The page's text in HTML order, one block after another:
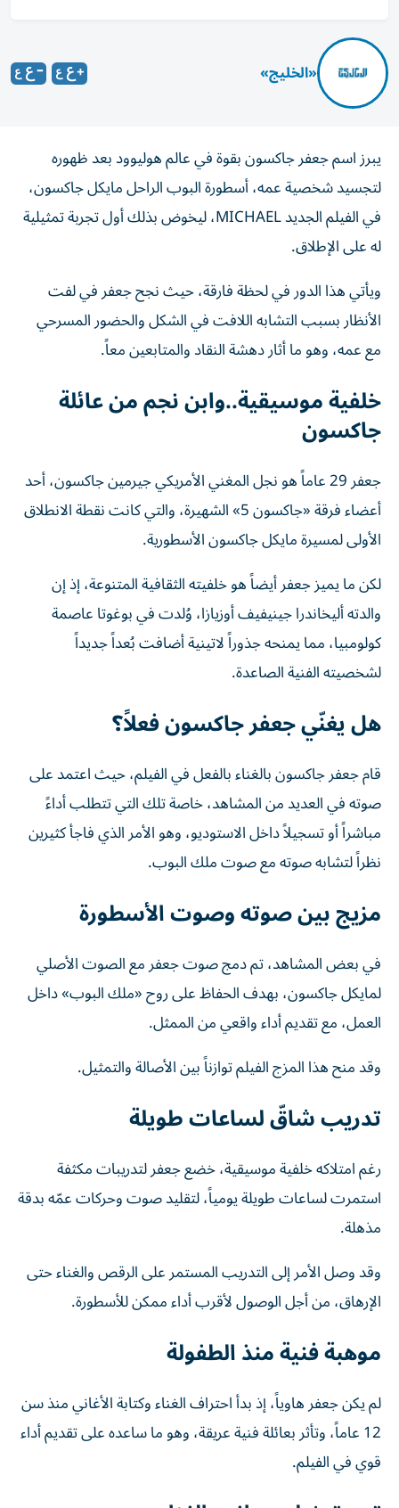
«الخليج»
يبرز اسم جعفر جاكسون بقوة في عالم هوليوود بعد ظهوره
لتجسيد شخصية عمه، أسطورة البوب الراحل مايكل جاكسون،
في الفيلم الجديد MICHAEL، ليخوض بذلك أول تجربة تمثيلية
له على الإطلاق.
ويأتي هذا الدور في لحظة فارقة، حيث نجح جعفر في لفت
الأنظار بسبب التشابه اللافت في الشكل والحضور المسرحي
مع عمه، وهو ما أثار دهشة النقاد والمتابعين معاً.
خلفية موسيقية..وابن نجم من عائلة
جاكسون
جعفر 29 عاماً هو نجل المغني الأمريكي جيرمين جاكسون، أحد
أعضاء فرقة «جاكسون 5» الشهيرة، والتي كانت نقطة الانطلاق
الأولى لمسيرة مايكل جاكسون الأسطورية.
لكن ما يميز جعفر أيضاً هو خلفيته الثقافية المتنوعة، إذ إن
والدته أليخاندرا جينيفيف أوزيازا، وُلدت في بوغوتا عاصمة
كولومبيا، مما يمنحه جذوراً لاتينية أضافت بُعداً جديداً
لشخصيته الفنية الصاعدة.
هل يغنّي جعفر جاكسون فعلاً؟
قام جعفر جاكسون بالغناء بالفعل في الفيلم، حيث اعتمد على
صوته في العديد من المشاهد، خاصة تلك التي تتطلب أداءً
مباشراً أو تسجيلاً داخل الاستوديو، وهو الأمر الذي فاجأ كثيرين
نظراً لتشابه صوته مع صوت ملك البوب.
مزيج بين صوته وصوت الأسطورة
في بعض المشاهد، تم دمج صوت جعفر مع الصوت الأصلي
لمايكل جاكسون، بهدف الحفاظ على روح «ملك البوب» داخل
العمل، مع تقديم أداء واقعي من الممثل.
وقد منح هذا المزج الفيلم توازناً بين الأصالة والتمثيل.
تدريب شاقّ لساعات طويلة
رغم امتلاكه خلفية موسيقية، خضع جعفر لتدريبات مكثفة
استمرت لساعات طويلة يومياً، لتقليد صوت وحركات عمّه بدقة
مذهلة.
وقد وصل الأمر إلى التدريب المستمر على الرقص والغناء حتى
الإرهاق، من أجل الوصول لأقرب أداء ممكن للأسطورة.
موهبة فنية منذ الطفولة
لم يكن جعفر هاوياً، إذ بدأ احتراف الغناء وكتابة الأغاني منذ سن
12 عاماً، وتأثر بعائلة فنية عريقة، وهو ما ساعده على تقديم أداء
قوي في الفيلم.